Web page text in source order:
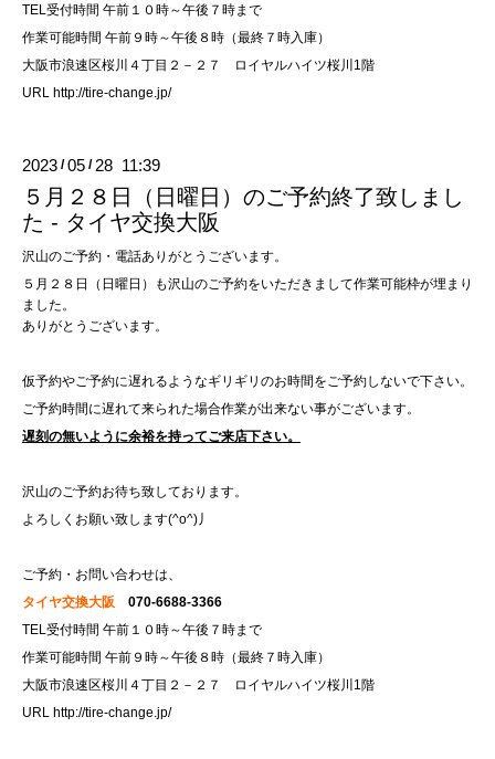
TEL受付時間 午前１０時～午後７時まで
作業可能時間 午前９時～午後８時（最終７時入庫）
大阪市浪速区桜川４丁目２－２７ ロイヤルハイツ桜川1階
URL http://tire-change.jp/
2023 /05 / 28 11:39
５月２８日（日曜日）のご予約終了致しまし
た - タイヤ交換大阪
沢山のご予約・電話ありがとうございます。
５月２８日（日曜日）も沢山のご予約をいただきまして作業可能枠が埋まり
ました。
ありがとうございます。
仮予約やご予約に遅れるようなギリギリのお時間をご予約しないで下さい。
ご予約時間に遅れて来られた場合作業が出来ない事がございます。
遅刻の無いように余裕を持ってご来店下さい。
沢山のご予約お待ち致しております。
よろしくお願い致します(^o^)丿
ご予約・お問い合わせは、
タイヤ交換大阪 070-6688-3366
TEL受付時間 午前１０時～午後７時まで
作業可能時間 午前９時～午後８時（最終７時入庫）
大阪市浪速区桜川４丁目２－２７ ロイヤルハイツ桜川1階
URL http://tire-change.jp/